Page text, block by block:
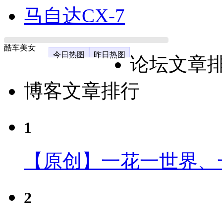
马自达CX-7
酷车美女
今日热图
昨日热图
论坛文章
博客文章排行
1
【原创】一花一世界
2